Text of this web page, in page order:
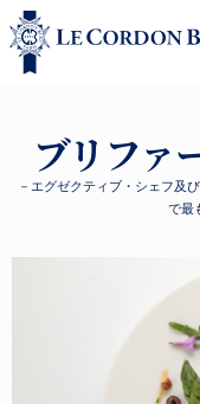
ブリファ
－エグゼクティブ・シェフ及
で最